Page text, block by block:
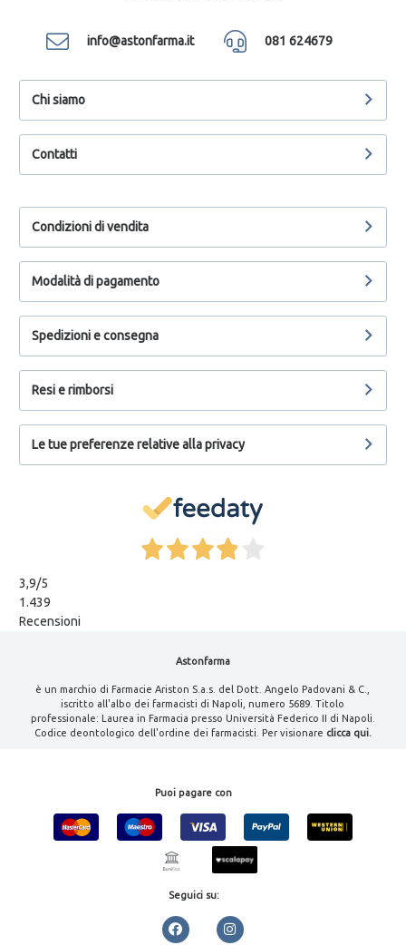
info@astonfarma.it 081 624679
Chi siamo
Contatti
Condizioni di vendita
Modalità di pagamento
Spedizioni e consegna
Resi e rimborsi
Le tue preferenze relative alla privacy
3,9/5
1.439
Recensioni
Astonfarma
è un marchio di Farmacie Ariston S.a.s. del Dott. Angelo Padovani & C.,
iscritto all'albo dei farmacisti di Napoli, numero 5689. Titolo
professionale: Laurea in Farmacia presso Università Federico II di Napoli.
Codice deontologico dell'ordine dei farmacisti. Per visionare clicca qui.
Puoi pagare con
Seguici su: